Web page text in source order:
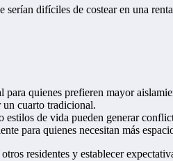
difíciles de costear en una
para quienes prefieren mayor
un cuarto tradicional.
de vida pueden generar
para quienes necesitan más
residentes y establecer